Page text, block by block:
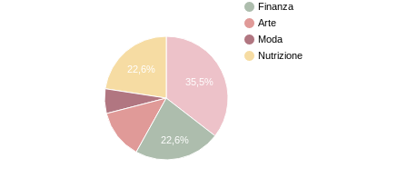
Finanza
Arte
Moda
Nutrizione
35,5%
22,6%
22,6%